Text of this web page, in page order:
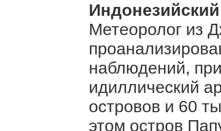
Метеоролог из
наблюдений,
идиллический
островов и 60
этом остров